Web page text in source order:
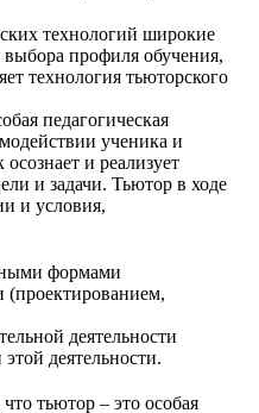
технологий широкие
профиля обучения,
технология тьюторского
педагогическая
ученика и
и реализует
и задачи. Тьютор в ходе
и условия,
формами
(проектированием,
деятельности
деятельности.
тьютор – это особая